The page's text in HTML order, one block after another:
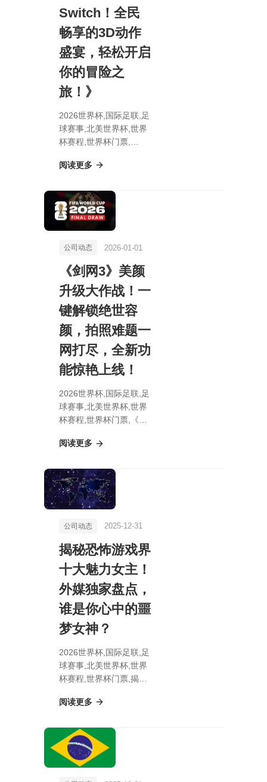
Switch！全民
畅享的3D动作
盛宴，轻松开启
你的冒险之
旅！》
2026世界杯,国际足联,足
球赛事,北美世界杯,世界
杯赛程,世界杯门票,
欧世界》震撼登陆
动作盛宴，轻松开启你的
冒险之旅！》
阅读更多
公司动态 2026-01-01
《剑网3》美颜
升级大作战！一
键解锁绝世容
颜，拍照难题一
网打尽，全新功
能惊艳上线！
2026世界杯,国际足联,足
球赛事,北美世界杯,世界
杯赛程,世界杯门票,《剑
一键解锁绝世容颜，拍照
惊艳上线！
阅读更多
公司动态 2025-12-31
揭秘恐怖游戏界
十大魅力女主！
外媒独家盘点，
谁是你心中的噩
梦女神？
2026世界杯,国际足联,足
球赛事,北美世界杯,世界
杯赛程,世界杯门票,揭秘
主！外媒独家盘点，谁是
阅读更多